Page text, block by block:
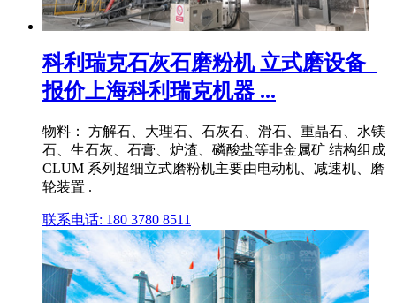
科利瑞克石灰石磨粉机 立式磨设备_
报价上海科利瑞克机器 ...
物料： 方解石、大理石、石灰石、滑石、重晶石、水镁
石、生石灰、石膏、炉渣、磷酸盐等非金属矿 结构组成
CLUM 系列超细立式磨粉机主要由电动机、减速机、磨
轮装置 .
联系电话: 180 3780 8511